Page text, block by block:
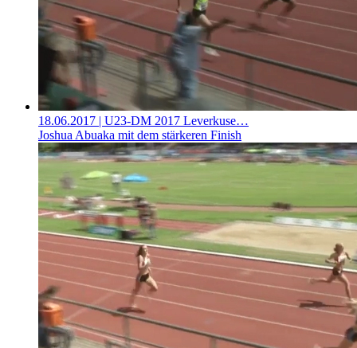
18.06.2017 | U23-DM 2017 Leverkuse…
Joshua Abuaka mit dem stärkeren Finish